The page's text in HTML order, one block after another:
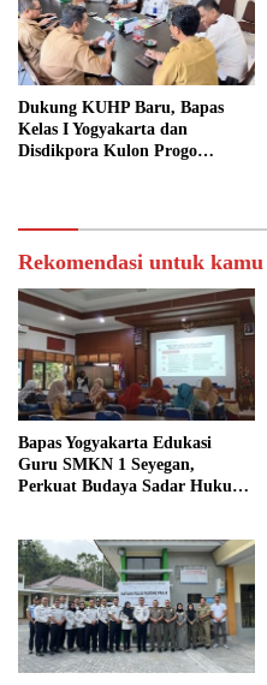
Dukung KUHP Baru, Bapas
Kelas I Yogyakarta dan
Disdikpora Kulon Progo
Rekomendasi untuk kamu
Bapas Yogyakarta Edukasi
Guru SMKN 1 Seyegan,
Perkuat Budaya Sadar Hukum